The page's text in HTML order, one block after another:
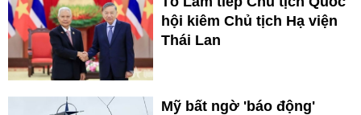
hội kiêm Chủ tịch Hạ viện
Thái Lan
Mỹ bất ngờ 'báo động'